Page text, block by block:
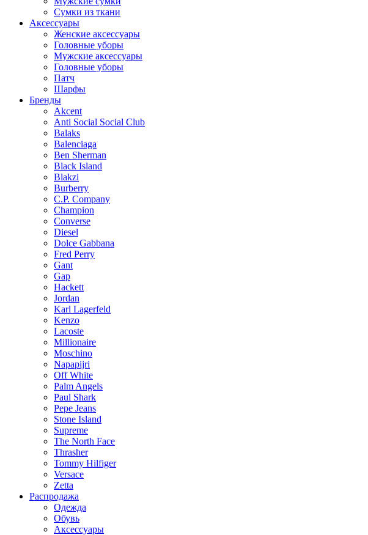
Сумки из ткани
Аксессуары
Женские аксессуары
Головные уборы
Мужские аксессуары
Головные уборы
Патч
Шарфы
Бренды
Akcent
Anti Social Social Club
Balaks
Balenciaga
Ben Sherman
Black Island
Blakzi
Burberry
C.P. Company
Champion
Converse
Diesel
Dolce Gabbana
Fred Perry
Gant
Gap
Hackett
Jordan
Karl Lagerfeld
Kenzo
Lacoste
Millionaire
Moschino
Napapijri
Off White
Palm Angels
Paul Shark
Pepe Jeans
Stone Island
Supreme
The North Face
Thrasher
Tommy Hilfiger
Versace
Zetta
Распродажа
Одежда
Обувь
Аксессуары